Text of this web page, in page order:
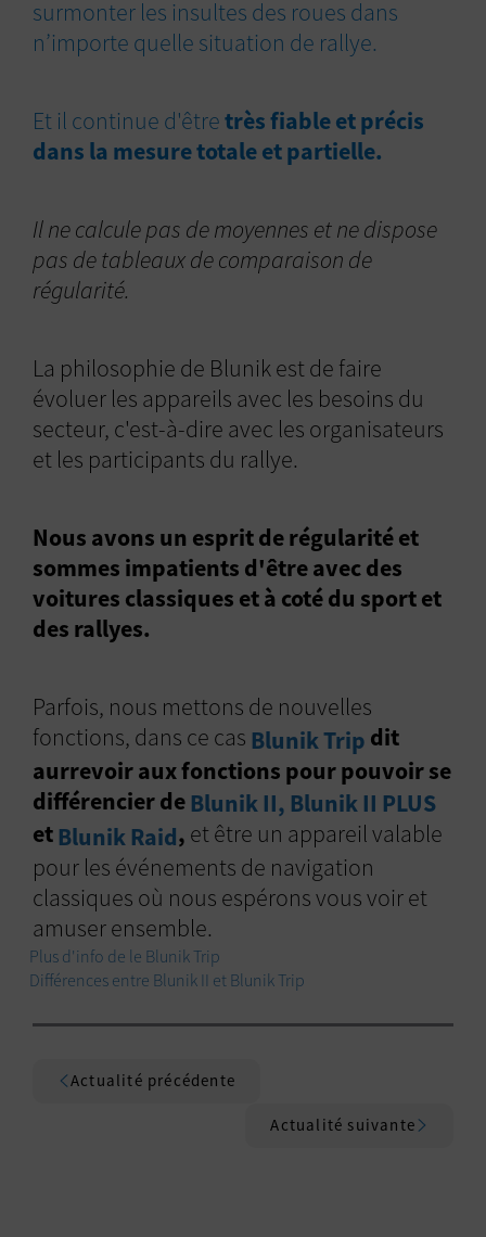
surmonter les insultes des roues dans
n’importe quelle situation de rallye.
Et il continue d'êtretrès fiable et précis
dans la mesure totale et partielle.
Il ne calcule pas de moyennes et ne dispose
pas de tableaux de comparaison de
régularité.
La philosophie de Blunik est de faire
évoluer les appareils avec les besoins du
secteur, c'est-à-dire avec les organisateurs
et les participants du rallye.
Nous avons un esprit de régularité et
sommes impatients d'être avec des
voitures classiques et à coté du sport et
des rallyes.
Parfois, nous mettons de nouvelles
fonctions, dans ce cas Blunik Trip dit
aurrevoir aux fonctions pour pouvoir se
différencier de Blunik II, Blunik II PLUS
et Blunik Raid, et être un appareil valable
pour les événements de navigation
classiques où nous espérons vous voir et
amuser ensemble.
Plus d'info de le Blunik Trip
Différences entre Blunik II et Blunik Trip
Actualité précédente
Actualité suivante